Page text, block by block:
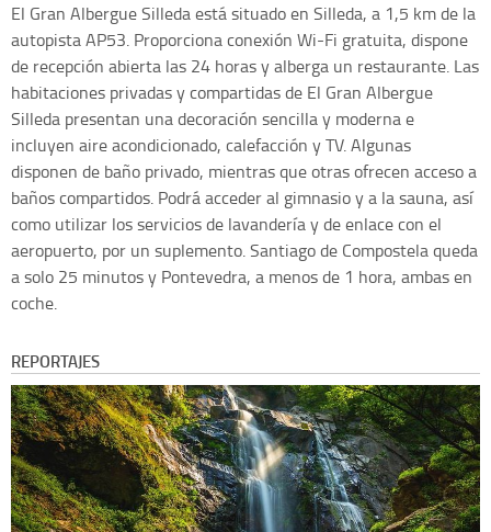
El Gran Albergue Silleda está situado en Silleda, a 1,5 km de la
autopista AP53. Proporciona conexión Wi-Fi gratuita, dispone
de recepción abierta las 24 horas y alberga un restaurante. Las
habitaciones privadas y compartidas de El Gran Albergue
Silleda presentan una decoración sencilla y moderna e
incluyen aire acondicionado, calefacción y TV. Algunas
disponen de baño privado, mientras que otras ofrecen acceso a
baños compartidos. Podrá acceder al gimnasio y a la sauna, así
como utilizar los servicios de lavandería y de enlace con el
aeropuerto, por un suplemento. Santiago de Compostela queda
a solo 25 minutos y Pontevedra, a menos de 1 hora, ambas en
coche.
REPORTAJES